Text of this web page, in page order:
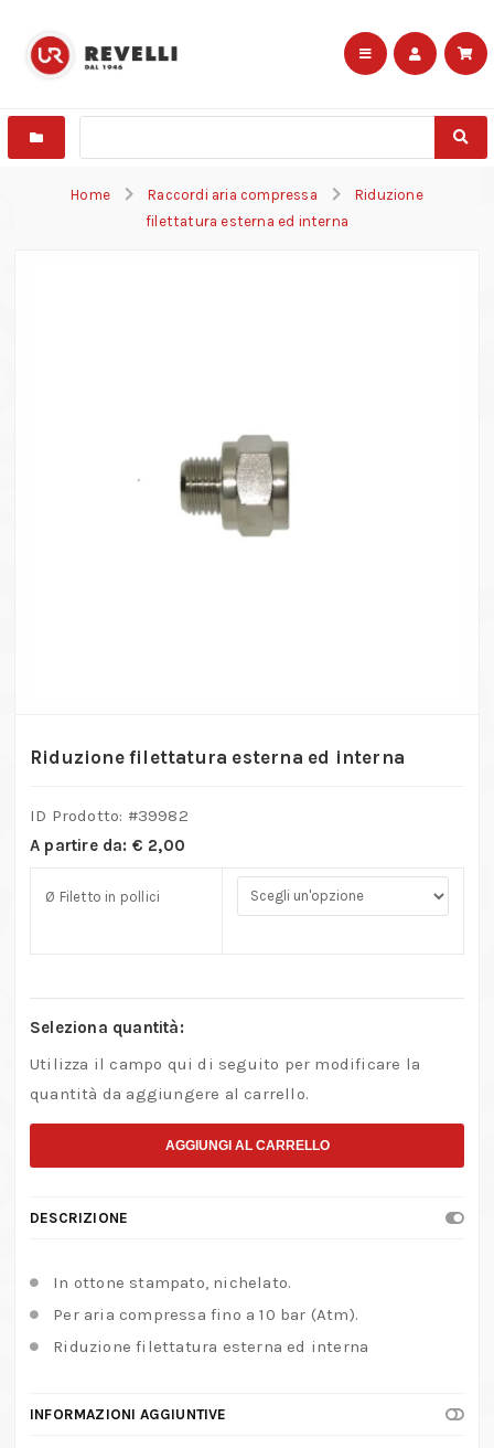
Home Raccordi aria compressa
Riduzione
filettatura esterna ed interna
Riduzione filettatura esterna ed interna
ID Prodotto: #39982
A partire da: € 2,00
Ø Filetto in pollici
Seleziona quantità:
Utilizza il campo qui di seguito per modificare la
quantità da aggiungere al carrello.
AGGIUNGI AL CARRELLO
DESCRIZIONE
In ottone stampato, nichelato.
Per aria compressa fino a 10 bar (Atm).
Riduzione filettatura esterna ed interna
INFORMAZIONI AGGIUNTIVE